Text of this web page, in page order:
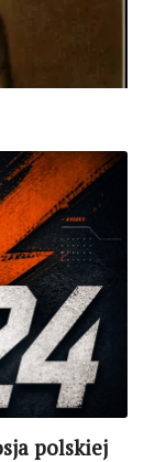
polskiej